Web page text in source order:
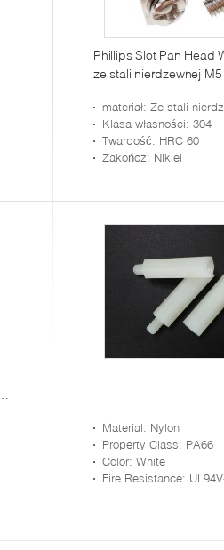
Phillips Slot Pan Head
ze stali nierdzewnej
materiał: Ze stali
Klasa własności: 304
Twardość: HRC 60
Zakończ: Nikiel
Material: Nylon
Property Class: PA66
Color: White
Fire Resistance: